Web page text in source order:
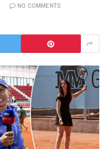
NO COMMENTS